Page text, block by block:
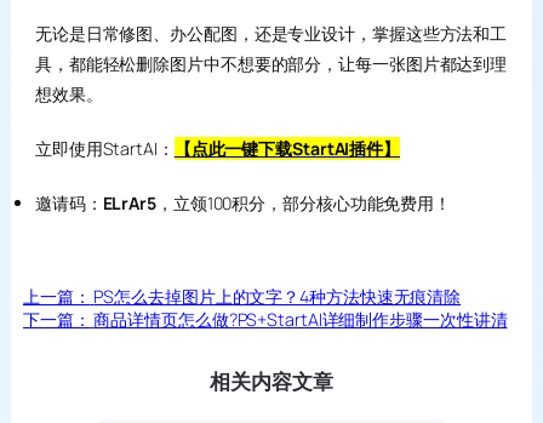
无论是日常修图、办公配图，还是专业设计，掌握这些方法和工
具，都能轻松删除图片中不想要的部分，让每一张图片都达到理
想效果。
立即使用StartAI： 【点此一键下载StartAI插件】
邀请码： ELrAr5，立领100积分，部分核心功能免费用！
上一篇： PS怎么去掉图片上的文字？4种方法快速无痕清除
下一篇： 商品详情页怎么做?PS+StartAI详细制作步骤一次性讲清
相关内容文章